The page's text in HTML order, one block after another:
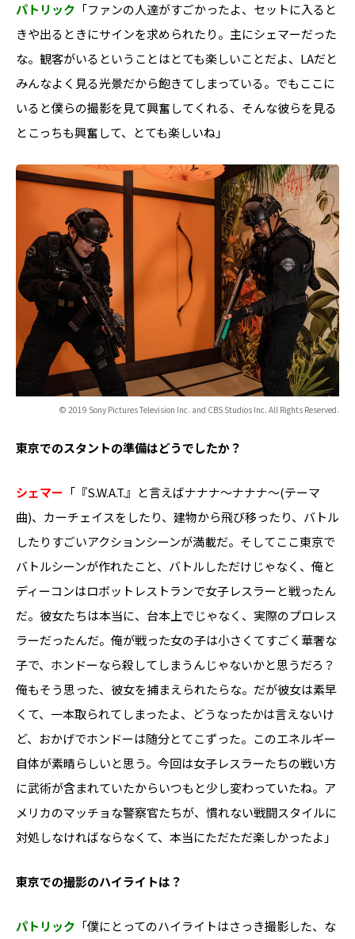
パトリック 「ファンの人達がすごかったよ、セットに入ると
きや出るときにサインを求められたり。主にシェマーだった
な。観客がいるということはとても楽しいことだよ、LAだと
みんなよく見る光景だから飽きてしまっている。でもここに
いると僕らの撮影を見て興奮してくれる、そんな彼らを見る
とこっちも興奮して、とても楽しいね」
© 2019 Sony Pictures Television Inc. and CBS Studios Inc. All Rights Reserved.
――東京でのスタントの準備はどうでしたか？
シェマー 「『S.W.A.T.』と言えばナナナ～ナナナ～(テーマ
曲)、カーチェイスをしたり、建物から飛び移ったり、バトル
したりすごいアクションシーンが満載だ。そしてここ東京で
バトルシーンが作れたこと、バトルしただけじゃなく、俺と
ディーコンはロボットレストランで女子レスラーと戦ったん
だ。彼女たちは本当に、台本上でじゃなく、実際のプロレス
ラーだったんだ。俺が戦った女の子は小さくてすごく華奢な
子で、ホンドーなら殺してしまうんじゃないかと思うだろ？
俺もそう思った、彼女を捕まえられたらな。だが彼女は素早
くて、一本取られてしまったよ、どうなったかは言えないけ
ど、おかげでホンドーは随分とてこずった。このエネルギー
自体が素晴らしいと思う。今回は女子レスラーたちの戦い方
に武術が含まれていたからいつもと少し変わっていたね。ア
メリカのマッチョな警察官たちが、慣れない戦闘スタイルに
対処しなければならなくて、本当にただただ楽しかったよ」
――東京での撮影のハイライトは？
パトリック 「僕にとってのハイライトはさっき撮影した、な